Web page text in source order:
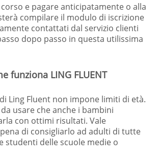
e pagare anticipatamente o alla
compilare il modulo di iscrizione
contattati dal servizio clienti
dopo passo in questa utilissima
funziona LING FLUENT
Ling Fluent non impone limiti di età.
usare che anche i bambini
con ottimi risultati. Vale
di consigliarlo ad adulti di tutte
studenti delle scuole medie o